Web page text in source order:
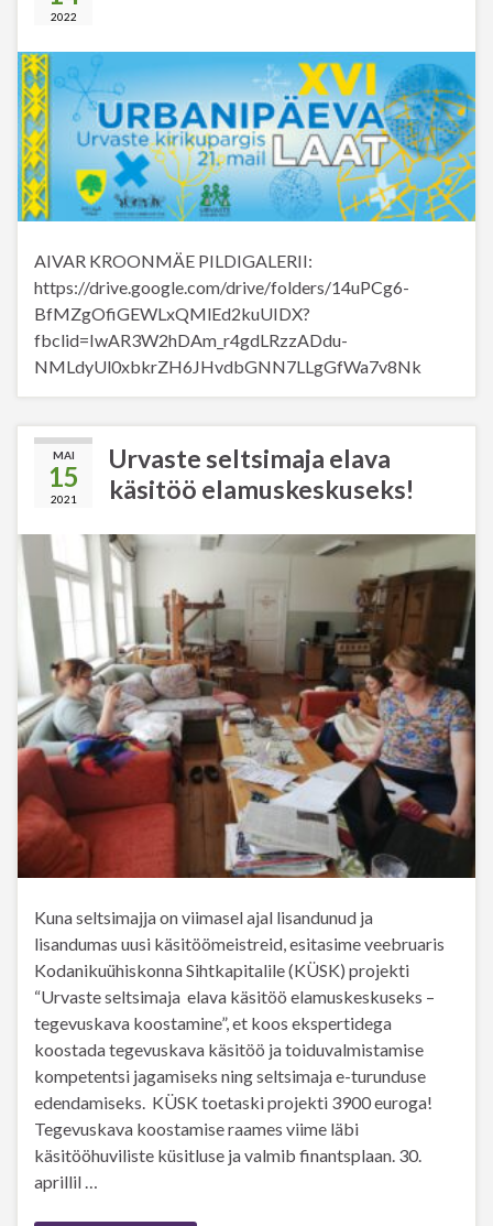
2022
AIVAR KROONMÄE PILDIGALERII:
https://drive.google.com/drive/folders/14uPCg6-
BfMZgOfiGEWLxQMlEd2kuUIDX?
fbclid=IwAR3W2hDAm_r4gdLRzzADdu-
NMLdyUl0xbkrZH6JHvdbGNN7LLgGfWa7v8Nk
MAI
15
2021
Urvaste seltsimaja elava
käsitöö elamuskeskuseks!
Kuna seltsimajja on viimasel ajal lisandunud ja
lisandumas uusi käsitöömeistreid, esitasime veebruaris
Kodanikuühiskonna Sihtkapitalile (KÜSK) projekti
“Urvaste seltsimaja elava käsitöö elamuskeskuseks –
tegevuskava koostamine”, et koos ekspertidega
koostada tegevuskava käsitöö ja toiduvalmistamise
kompetentsi jagamiseks ning seltsimaja e-turunduse
edendamiseks. KÜSK toetaski projekti 3900 euroga!
Tegevuskava koostamise raames viime läbi
käsitööhuviliste küsitluse ja valmib finantsplaan. 30.
aprillil …